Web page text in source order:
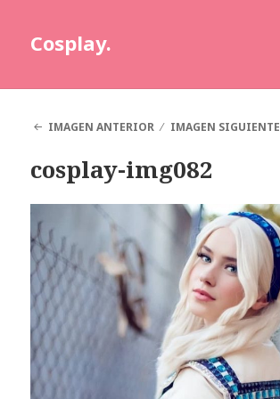
Cosplay.
IMAGEN ANTERIOR
IMAGEN SIGUIENTE
cosplay-img082